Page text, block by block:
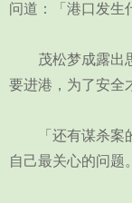
问道：「港口发生
茂松梦成露出思
要进港，为了安全
「还有谋杀案的
自己最关心的问题。